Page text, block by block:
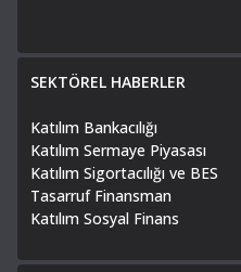
SEKTÖREL HABERLER
Katılım Bankacılığı
Katılım Sermaye Piyasası
Katılım Sigortacılığı ve BES
Tasarruf Finansman
Katılım Sosyal Finans